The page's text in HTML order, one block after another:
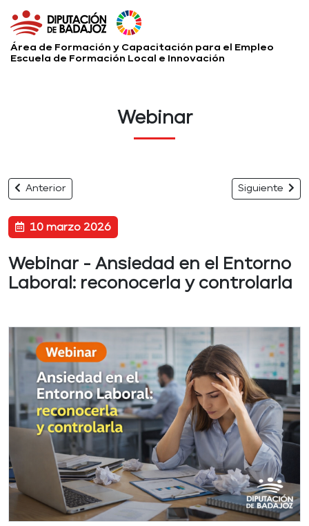
Área de Formación y Capacitación para el Empleo
Escuela de Formación Local e Innovación
Webinar
Anterior Siguiente
10 marzo 2026
Webinar - Ansiedad en el Entorno
Laboral: reconocerla y controlarla